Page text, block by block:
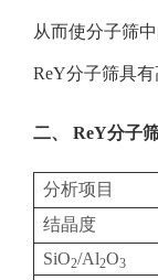
从而使分子筛
ReY分子筛具有
二、 ReY分子
分析项目
结晶度
SiO2/Al2O3